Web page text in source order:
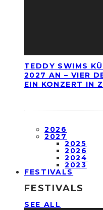
TEDDY SWIMS
2027 AN – VIER
EIN KONZERT IN
2026
2027
2025
2026
2024
2023
FESTIVALS
FESTIVALS
SEE ALL